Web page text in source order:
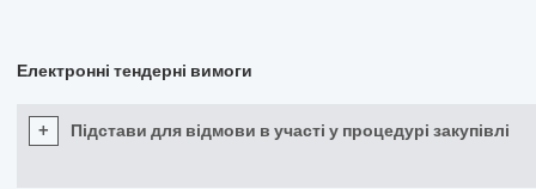
Електронні тендерні вимоги
+ Підстави для відмови в участі у процедурі закупівлі